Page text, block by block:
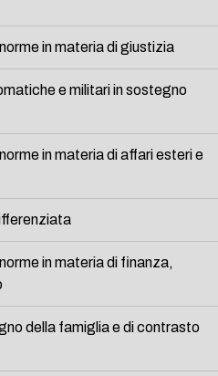
in materia di giustizia
e militari in sostegno
in materia di affari esteri e
in materia di finanza,
della famiglia e di contrasto